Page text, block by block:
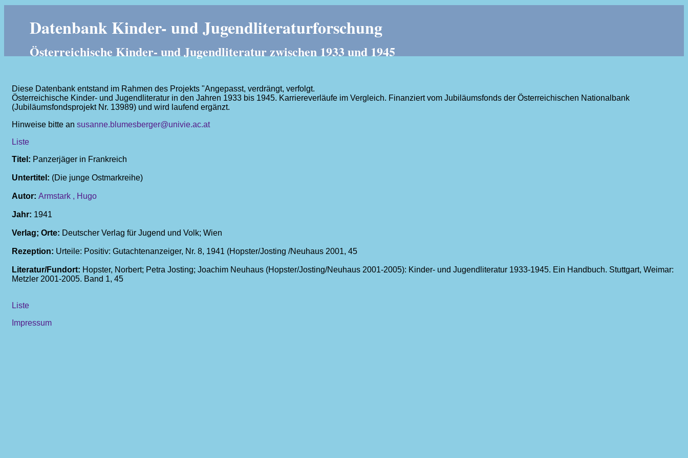
Datenbank Kinder- und Jugendliteraturforschung
Österreichische Kinder- und Jugendliteratur zwischen 1933 und 1945
Diese Datenbank entstand im Rahmen des Projekts "Angepasst, verdrängt, verfolgt.
Österreichische Kinder- und Jugendliteratur in den Jahren 1933 bis 1945. Karriereverläufe im Vergleich. Finanziert vom Jubiläumsfonds der Österreichischen Nationalbank
(Jubiläumsfondsprojekt Nr. 13989) und wird laufend ergänzt.
Hinweise bitte an susanne.blumesberger@univie.ac.at
Liste
Titel: Panzerjäger in Frankreich
Untertitel: (Die junge Ostmarkreihe)
Autor: Armstark , Hugo
Jahr: 1941
Verlag; Orte: Deutscher Verlag für Jugend und Volk; Wien
Rezeption: Urteile: Positiv: Gutachtenanzeiger, Nr. 8, 1941 (Hopster/Josting /Neuhaus 2001, 45
Literatur/Fundort: Hopster, Norbert; Petra Josting; Joachim Neuhaus (Hopster/Josting/Neuhaus 2001-2005): Kinder- und Jugendliteratur 1933-1945. Ein Handbuch. Stuttgart, Weimar:
Metzler 2001-2005. Band 1, 45
Liste
Impressum